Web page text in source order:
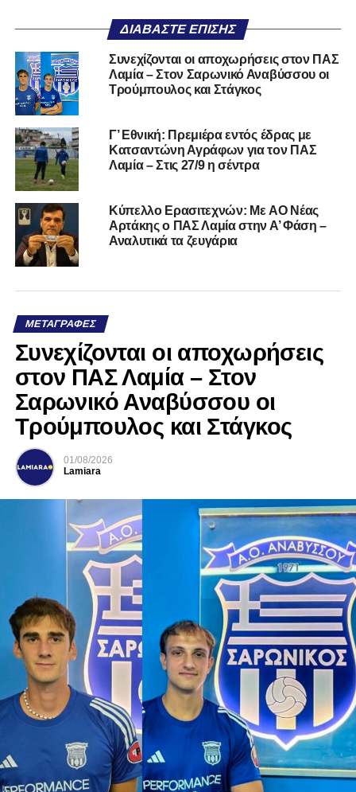
ΔΙΑΒΆΣΤΕ ΕΠΊΣΗΣ
Συνεχίζονται οι αποχωρήσεις στον ΠΑΣ
Λαμία – Στον Σαρωνικό Αναβύσσου οι
Τρούμπουλος και Στάγκος
Γ’ Εθνική: Πρεμιέρα εντός έδρας με
Κατσαντώνη Αγράφων για τον ΠΑΣ
Λαμία – Στις 27/9 η σέντρα
Kύπελλο Ερασιτεχνών: Με AO Nέας
Αρτάκης ο ΠΑΣ Λαμία στην Α’ Φάση –
Αναλυτικά τα ζευγάρια
ΜΕΤΑΓΡΑΦΈΣ
Συνεχίζονται οι αποχωρήσεις
στον ΠΑΣ Λαμία – Στον
Σαρωνικό Αναβύσσου οι
Τρούμπουλος και Στάγκος
01/08/2026
Lamiara